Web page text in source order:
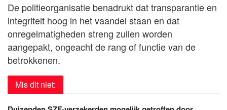
De politieorganisatie benadrukt dat transparantie en
integriteit hoog in het vaandel staan en dat
onregelmatigheden streng zullen worden
aangepakt, ongeacht de rang of functie van de
betrokkenen.
Mis dit niet: